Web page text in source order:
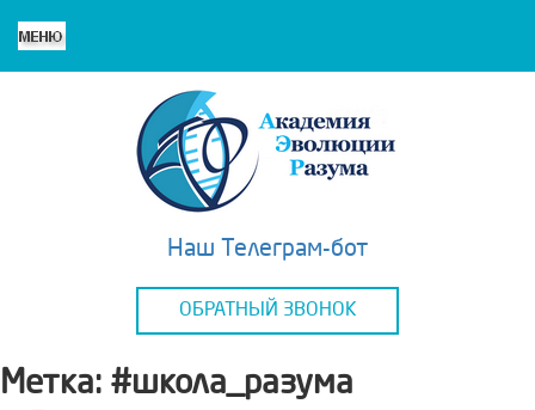
Наш Телеграм-бот
ОБРАТНЫЙ ЗВОНОК
Метка: #школа_разума